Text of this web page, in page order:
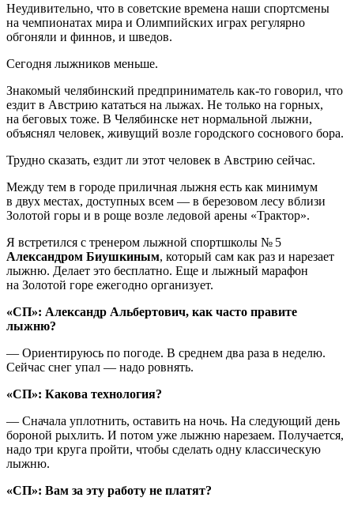
Неудивительно, что в советские времена наши спортсмены
на чемпионатах мира и Олимпийских играх регулярно
обгоняли и финнов, и шведов.
Сегодня лыжников меньше.
Знакомый челябинский предприниматель как-то говорил, что
ездит в Австрию кататься на лыжах. Не только на горных,
на беговых тоже. В Челябинске нет нормальной лыжни,
объяснял человек, живущий возле городского соснового бора.
Трудно сказать, ездит ли этот человек в Австрию сейчас.
Между тем в городе приличная лыжня есть как минимум
в двух местах, доступных всем — в березовом лесу вблизи
Золотой горы и в роще возле ледовой арены «Трактор».
Я встретился с тренером лыжной спортшколы № 5
Александром Биушкиным, который сам как раз и нарезает
лыжню. Делает это бесплатно. Еще и лыжный марафон
на Золотой горе ежегодно организует.
«СП»: Александр Альбертович, как часто правите
лыжню?
— Ориентируюсь по погоде. В среднем два раза в неделю.
Сейчас снег упал — надо ровнять.
«СП»: Какова технология?
— Сначала уплотнить, оставить на ночь. На следующий день
бороной рыхлить. И потом уже лыжню нарезаем. Получается,
надо три круга пройти, чтобы сделать одну классическую
лыжню.
«СП»: Вам за эту работу не платят?